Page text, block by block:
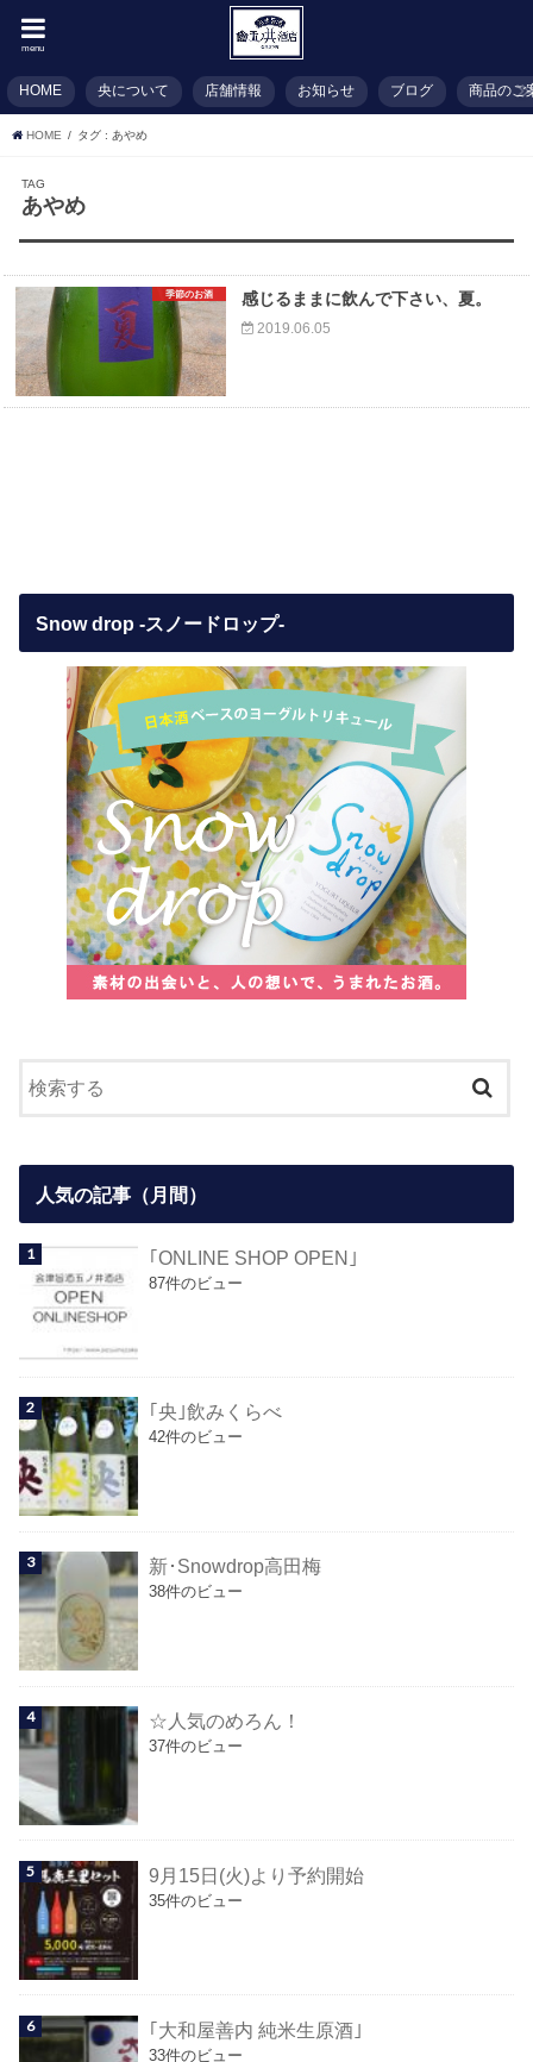
menu
HOME 央について 店舗情報 お知らせ ブログ 商品のご
HOME タグ : あやめ
TAG
あやめ
季節のお酒 感じるままに飲んで下さい、夏。
2019.06.05
Snow drop -スノードロップ-
人気の記事（月間）
｢ONLINE SHOP OPEN｣
87件のビュー
｢央｣飲みくらべ
42件のビュー
新･Snowdrop高田梅
38件のビュー
☆人気のめろん！
37件のビュー
9月15日(火)より予約開始
35件のビュー
｢大和屋善内 純米生原酒｣
33件のビュー